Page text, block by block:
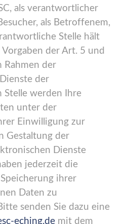
als verantwortlicher
als Betroffenem,
Stelle hält
der Art. 5 und
Rahmen der
der
werden Ihre
unter der
Einwilligung zur
Gestaltung der
Dienste
jederzeit die
ihrer
Daten zu
senden Sie dazu eine
eching.de mit dem